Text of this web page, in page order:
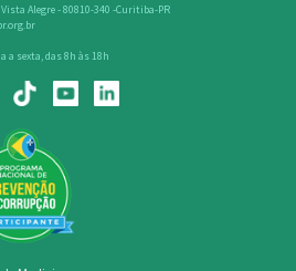
Alegre - 80810-340 -Curitiba-PR
a sexta, das 8h às 18h